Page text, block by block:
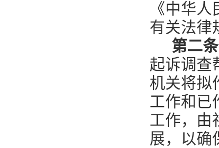
《中华
有关法律
第二
起诉调查
机关将拟
工作和已
工作，由
展，以确